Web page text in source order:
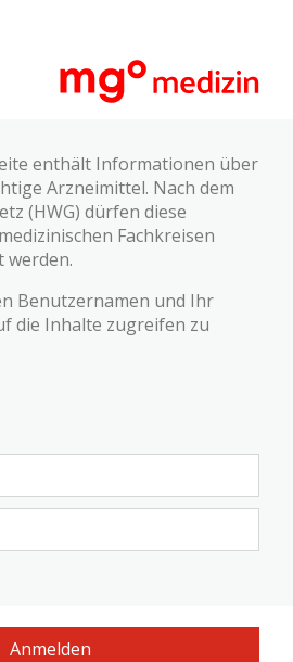
enthält Informationen über
Arzneimittel. Nach dem
(HWG) dürfen diese
Fachkreisen
werden.
Benutzernamen und Ihr
die Inhalte zugreifen zu